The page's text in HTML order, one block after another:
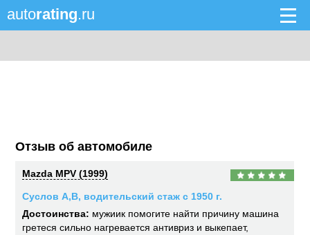
autorating.ru
Отзыв об автомобиле
Mazda MPV (1999)
Суслов А,В, водительский стаж с 1950 г.
Достоинства: мужиик помогите найти причину машина
гретеся сильно нагревается антивриз и выкепает,